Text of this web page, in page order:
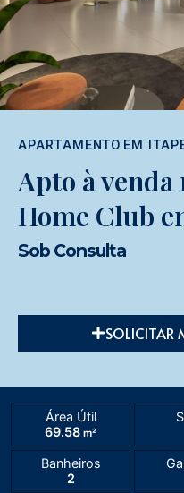
APARTAMENTO EM
Apto à
Home Club
Sob Consulta
SOLICITAR
Área Útil
69.58 m²
Banheiros
2